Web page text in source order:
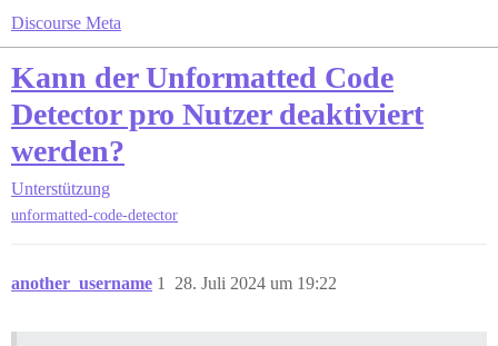
Discourse Meta
Kann der Unformatted Code
Detector pro Nutzer deaktiviert
werden?
Unterstützung
unformatted-code-detector
another_username 28. Juli 2024 um 19:22
1